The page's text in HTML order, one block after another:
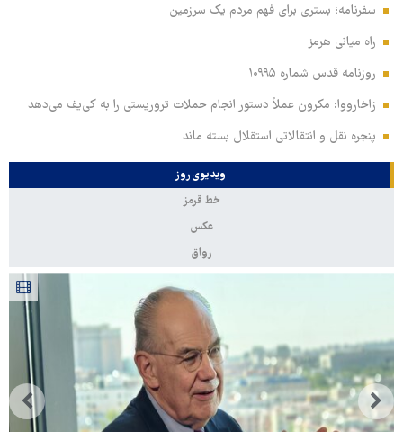
سفرنامه؛ بستری برای فهم مردم یک سرزمین
راه میانی هرمز
روزنامه قدس شماره ۱۰۹۹۵
زاخارووا: مکرون عملاً دستور انجام حملات تروریستی را به کی‌یف می‌دهد
پنجره‌ نقل و انتقالاتی استقلال بسته ماند
ویدیوی روز
خط قرمز
عکس
رواق